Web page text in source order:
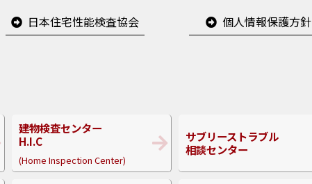
日本住宅性能検査協会 個人情報保護方針
建物検査センター
H.I.C
(Home Inspection Center)
サブリーストラブル
相談センター